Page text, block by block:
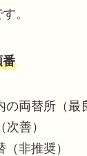
。
番
両替所（最
善）
非推奨）